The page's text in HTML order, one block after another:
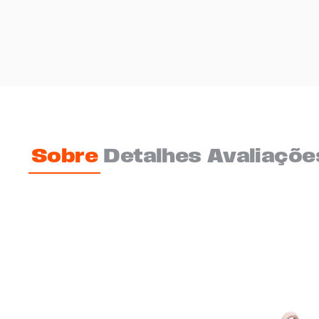
Sobre Detalhes